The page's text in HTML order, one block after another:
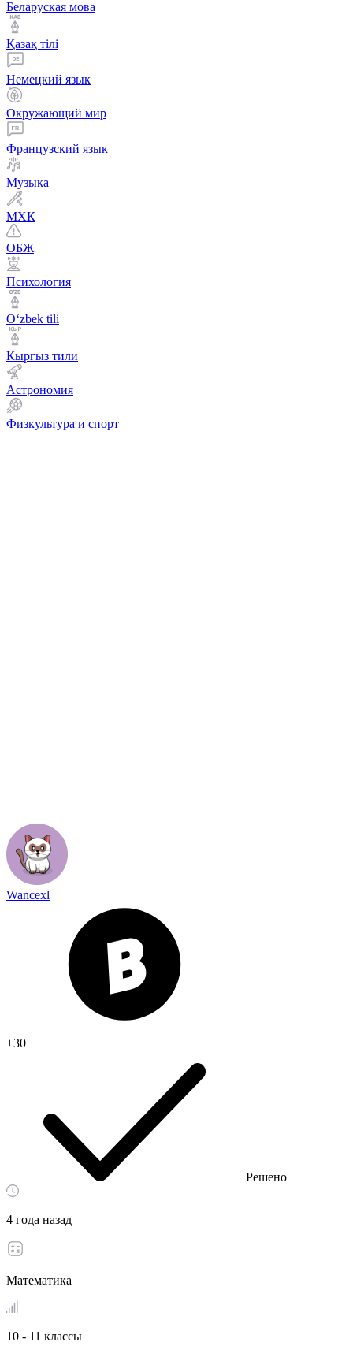
Беларуская мова
Қазақ тiлi
Немецкий язык
Окружающий мир
Французский язык
Музыка
МХК
ОБЖ
Психология
Оʻzbek tili
Кыргыз тили
Астрономия
Физкультура и спорт
Wancexl
+30
Решено
4 года назад
Математика
10 - 11 классы